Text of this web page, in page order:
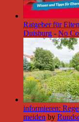
Ratgeber für
Duisburg - No
informieren:
meiden by